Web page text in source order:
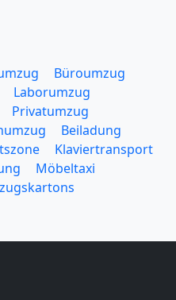
Büroumzug
Laborumzug
Privatumzug
Beiladung
Klaviertransport
Möbeltaxi